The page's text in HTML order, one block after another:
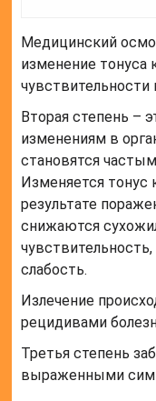
Медицинский
изменение тонуса
чувствительности
Вторая степень –
изменениям в
становятся
Изменяется тонус
результате
снижаются
слабость.
Излечение
рецидивами
Третья степень
выраженными